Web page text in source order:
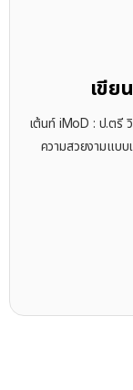
เขีย
เต้นท์ iMoD : ป.ตรี
ความสวยงามแบ